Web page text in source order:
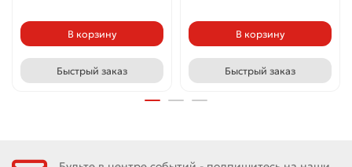
В корзину
Быстрый заказ
В корзину
Быстрый заказ